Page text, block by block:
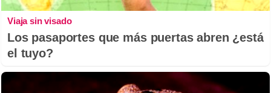
Viaja sin visado
Los pasaportes que más puertas abren ¿está
el tuyo?